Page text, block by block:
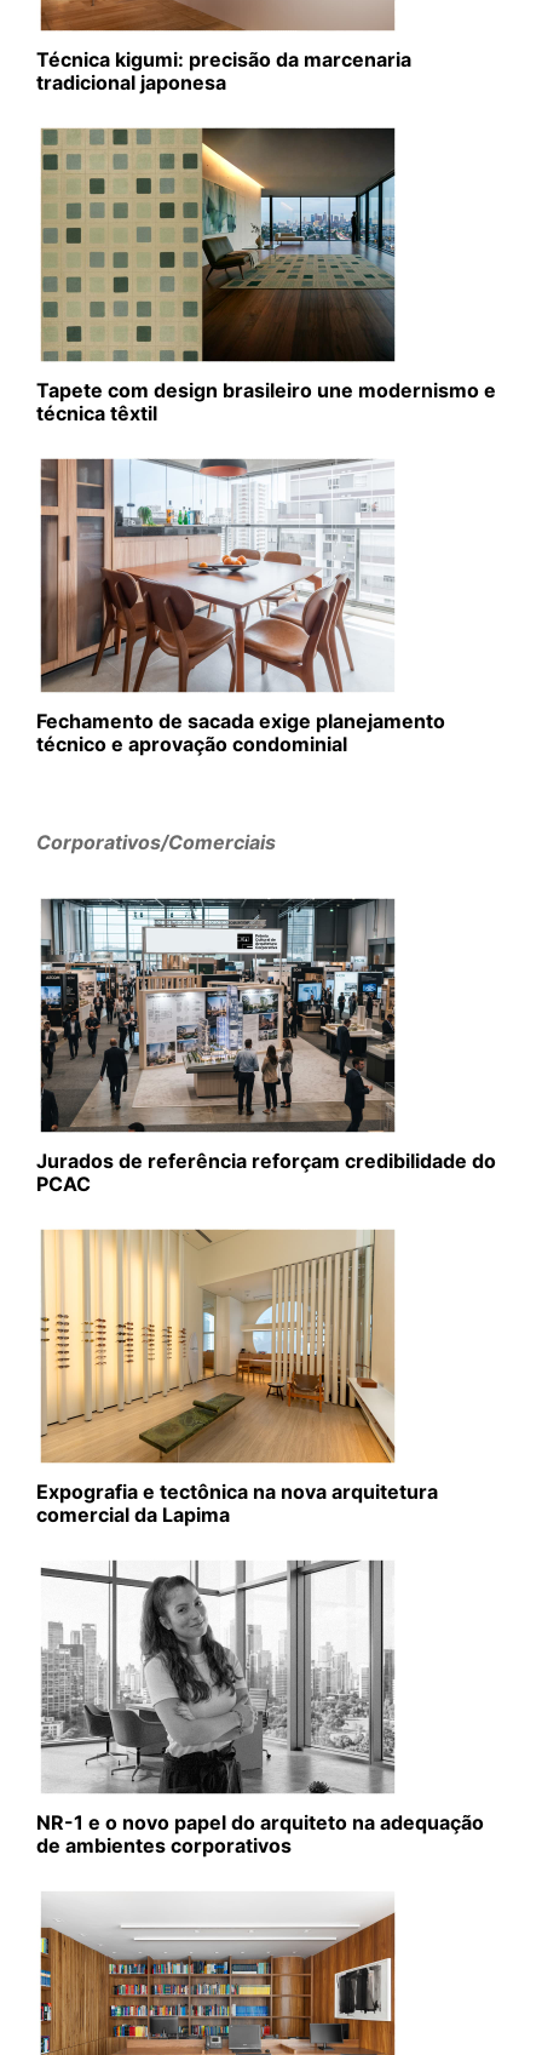
Técnica kigumi: precisão da marcenaria
tradicional japonesa
Tapete com design brasileiro une modernismo e
técnica têxtil
Fechamento de sacada exige planejamento
técnico e aprovação condominial
Corporativos/Comerciais
Jurados de referência reforçam credibilidade do
PCAC
Expografia e tectônica na nova arquitetura
comercial da Lapima
NR-1 e o novo papel do arquiteto na adequação
de ambientes corporativos